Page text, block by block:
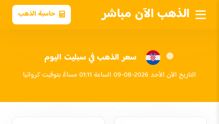
الذهب الآن مباشر حاسبة الذهب
سعر الذهب في سبليت اليوم
التاريخ الآن الأحد 2026-08-09 الساعة 01:11 مساءً بتوقيت كرواتيا